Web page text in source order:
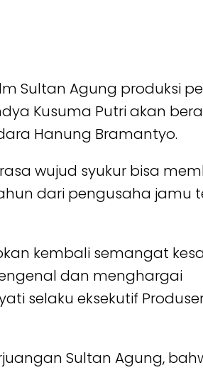
Sultan Agung produksi
Kusuma Putri akan
Hanung Bramantyo.
wujud syukur bisa
dari pengusaha jamu
kembali semangat
dan menghargai
selaku eksekutif
Sultan Agung,